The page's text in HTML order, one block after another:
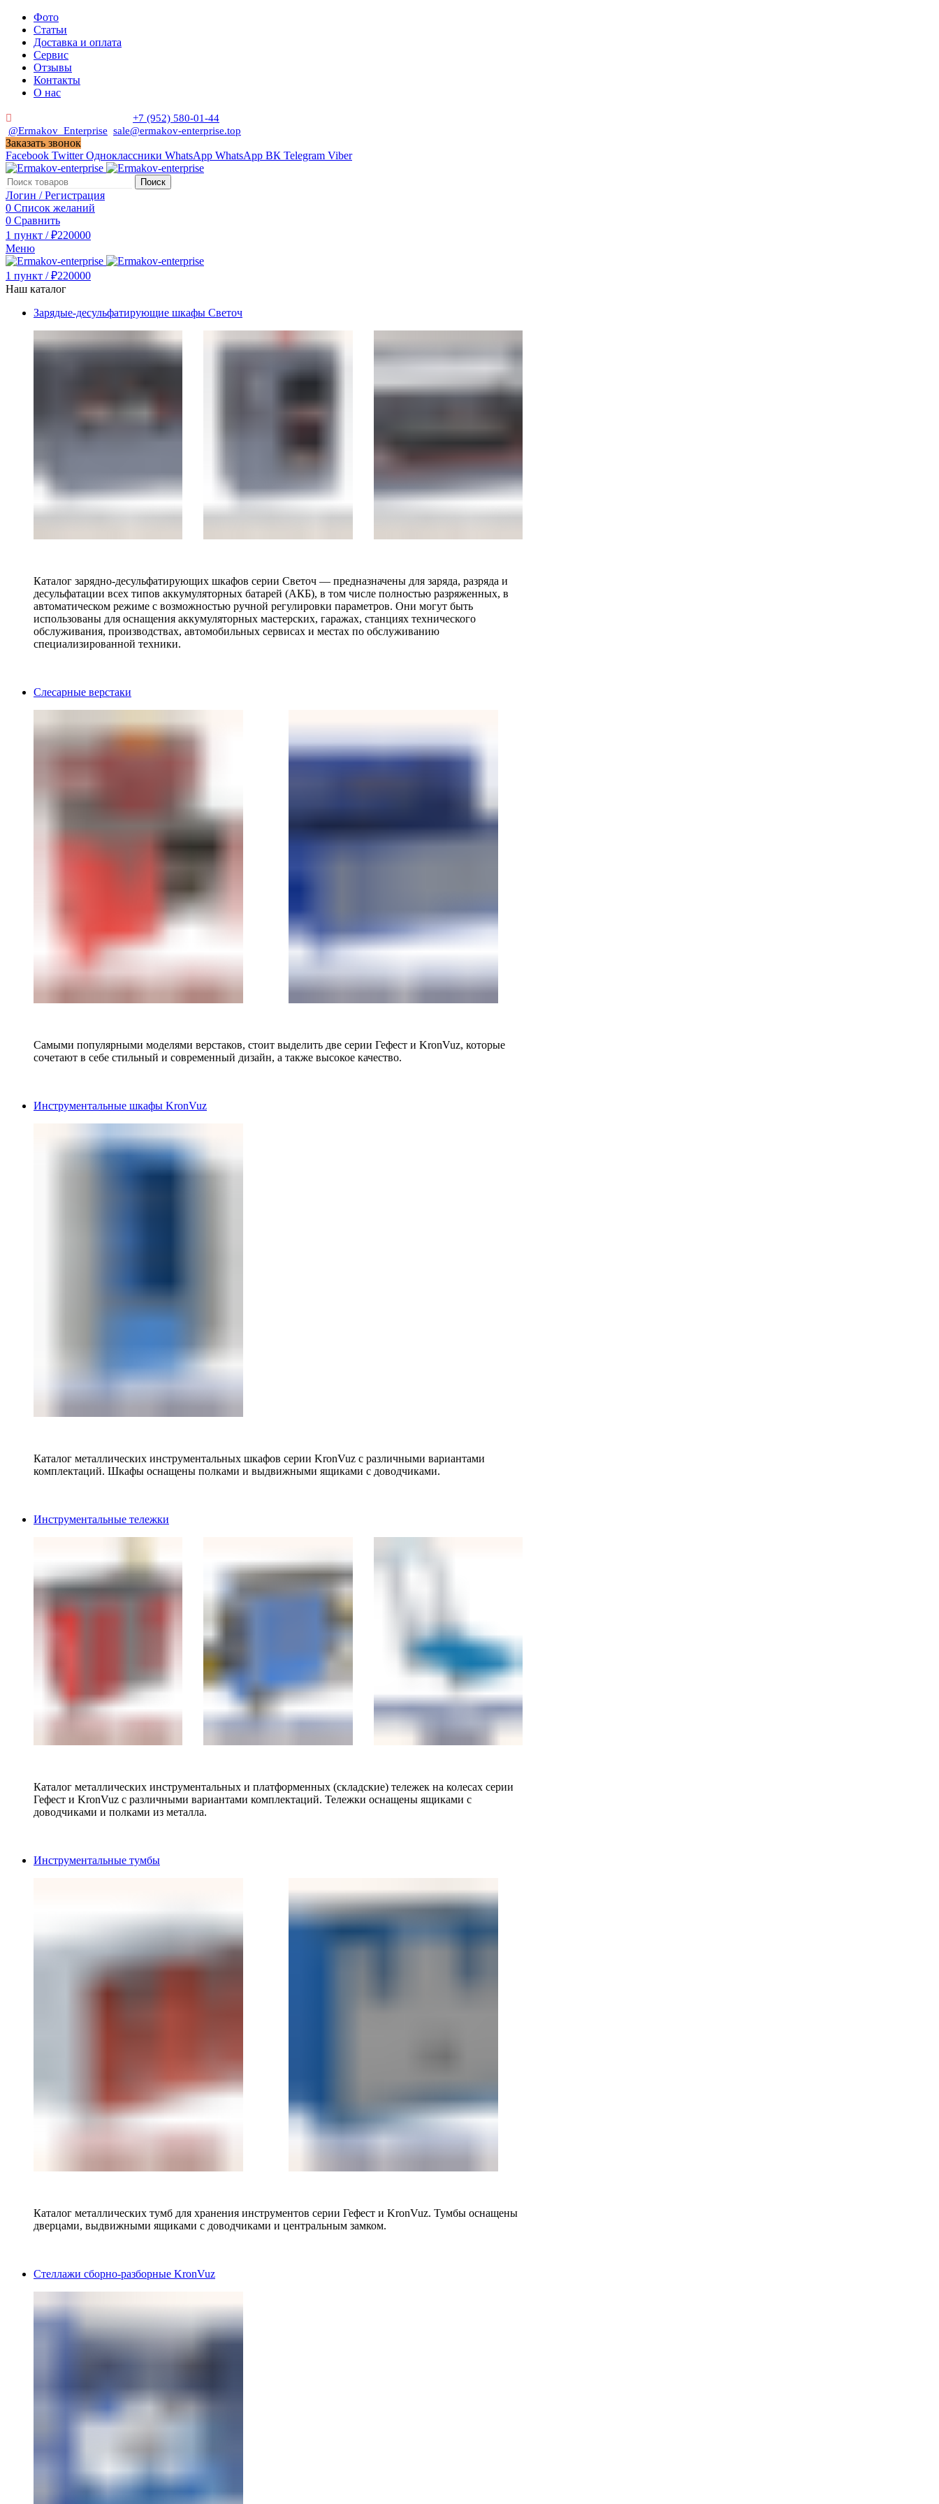
Фото
Статьи
Доставка и оплата
Сервис
Отзывы
Контакты
О нас
+7 (952) 580-01-44
@Ermakov_Enterprise sale@ermakov-enterprise.top
Заказать звонок
Facebook Twitter Одноклассники WhatsApp WhatsApp ВК Telegram Viber
Поиск
Логин / Регистрация
0 Список желаний
0 Сравнить
1 пункт / ₽220000
Меню
1 пункт / ₽220000
Наш каталог
Зарядые-десульфатирующие шкафы Светоч
Каталог зарядно-десульфатирующих шкафов серии Светоч — предназначены для заряда, разряда и
десульфатации всех типов аккумуляторных батарей (АКБ), в том числе полностью разряженных, в
автоматическом режиме с возможностью ручной регулировки параметров. Они могут быть
использованы для оснащения аккумуляторных мастерских, гаражах, станциях технического
обслуживания, производствах, автомобильных сервисах и местах по обслуживанию
специализированной техники.
Слесарные верстаки
Самыми популярными моделями верстаков, стоит выделить две серии Гефест и KronVuz, которые
сочетают в себе стильный и современный дизайн, а также высокое качество.
Инструментальные шкафы KronVuz
Каталог металлических инструментальных шкафов серии KronVuz с различными вариантами
комплектаций. Шкафы оснащены полками и выдвижными ящиками с доводчиками.
Инструментальные тележки
Каталог металлических инструментальных и платформенных (складские) тележек на колесах серии
Гефест и KronVuz с различными вариантами комплектаций. Тележки оснащены ящиками с
доводчиками и полками из металла.
Инструментальные тумбы
Каталог металлических тумб для хранения инструментов серии Гефест и KronVuz. Тумбы оснащены
дверцами, выдвижными ящиками с доводчиками и центральным замком.
Стеллажи сборно-разборные KronVuz